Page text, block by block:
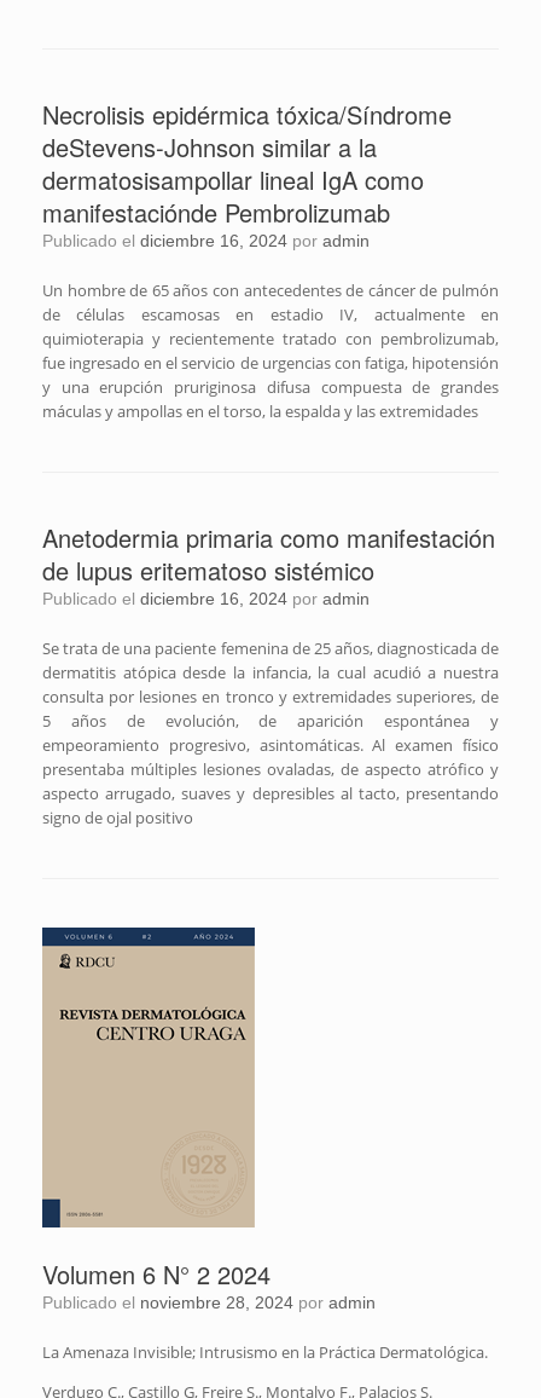
Necrolisis epidérmica tóxica/Síndrome
deStevens-Johnson similar a la
dermatosisampollar lineal IgA como
manifestaciónde Pembrolizumab
Publicado el diciembre 16, 2024 por admin
Un hombre de 65 años con antecedentes de cáncer de pulmón
de células escamosas en estadio IV, actualmente en
quimioterapia y recientemente tratado con pembrolizumab,
fue ingresado en el servicio de urgencias con fatiga, hipotensión
y una erupción pruriginosa difusa compuesta de grandes
máculas y ampollas en el torso, la espalda y las extremidades
Anetodermia primaria como manifestación
de lupus eritematoso sistémico
Publicado el diciembre 16, 2024 por admin
Se trata de una paciente femenina de 25 años, diagnosticada de
dermatitis atópica desde la infancia, la cual acudió a nuestra
consulta por lesiones en tronco y extremidades superiores, de
5 años de evolución, de aparición espontánea y
empeoramiento progresivo, asintomáticas. Al examen físico
presentaba múltiples lesiones ovaladas, de aspecto atrófico y
aspecto arrugado, suaves y depresibles al tacto, presentando
signo de ojal positivo
Volumen 6 N° 2 2024
Publicado el noviembre 28, 2024 por admin
La Amenaza Invisible; Intrusismo en la Práctica Dermatológica.
Verdugo C., Castillo G, Freire S., Montalvo F., Palacios S.